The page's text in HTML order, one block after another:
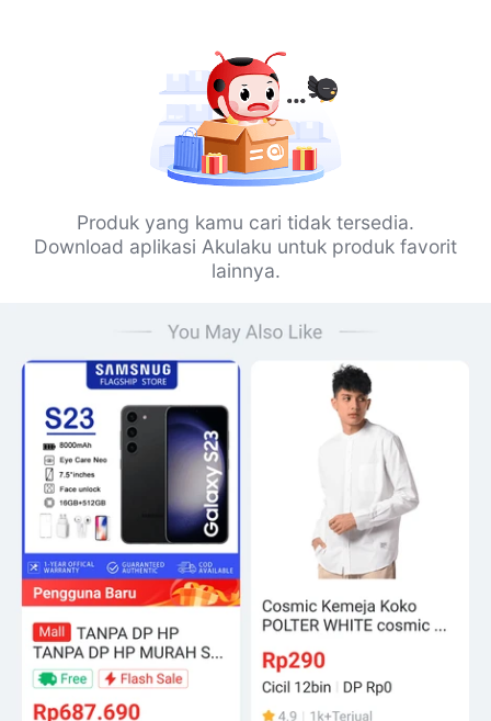
Produk yang kamu cari tidak tersedia.
Download aplikasi Akulaku untuk produk favorit
lainnya.